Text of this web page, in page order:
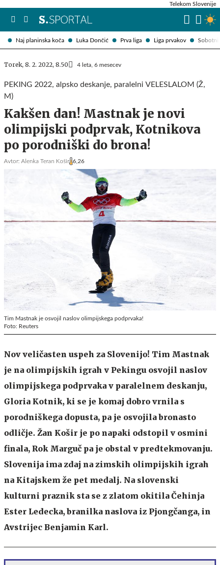
Naj planinska koča Luka Dončić Prva liga Liga prvakov Sobotni
Telekom Slovenije
Torek, 8. 2. 2022, 8.50 4 leta, 6 mesecev
PEKING 2022, alpsko deskanje, paralelni VELESLALOM (Ž,
M)
Kakšen dan! Mastnak je novi
olimpijski podprvak, Kotnikova
po porodniški do brona!
Avtor: Alenka Teran Košir 6,26
Tim Mastnak je osvojil naslov olimpijskega podprvaka!
Foto: Reuters
Nov veličasten uspeh za Slovenijo! Tim Mastnak
je na olimpijskih igrah v Pekingu osvojil naslov
olimpijskega podprvaka v paralelnem deskanju,
Gloria Kotnik, ki se je komaj dobro vrnila s
porodniškega dopusta, pa je osvojila bronasto
odličje. Žan Košir je po napaki odstopil v osmini
finala, Rok Marguč pa je obstal v predtekmovanju.
Slovenija ima zdaj na zimskih olimpijskih igrah
na Kitajskem že pet medalj. Na slovenski
kulturni praznik sta se z zlatom okitila Čehinja
Ester Ledecka, branilka naslova iz Pjongčanga, in
Avstrijec Benjamin Karl.